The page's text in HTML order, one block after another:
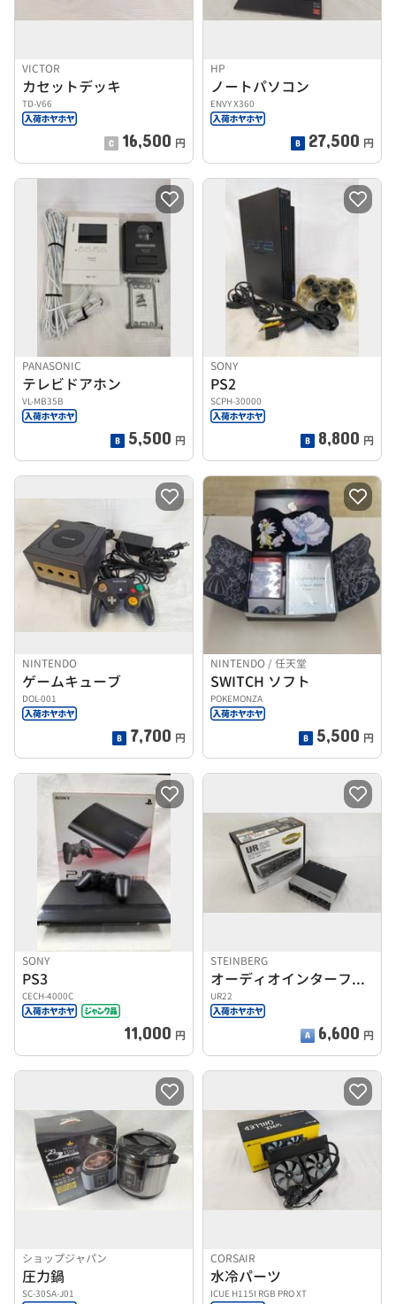
VICTOR
カセットデッキ
TD-V66
16,500 円
HP
ノートパソコン
ENVY X360
27,500 円
PANASONIC
テレビドアホン
VL-MB35B
5,500 円
SONY
PS2
SCPH-30000
8,800 円
NINTENDO
ゲームキューブ
DOL-001
7,700 円
NINTENDO / 任天堂
SWITCH ソフト
POKEMONZA
5,500 円
SONY
PS3
CECH-4000C
11,000 円
STEINBERG
オーディオインターフェイス
UR22
6,600 円
ショップジャパン
圧力鍋
SC-30SA-J01
CORSAIR
水冷パーツ
ICUE H115I RGB PRO XT